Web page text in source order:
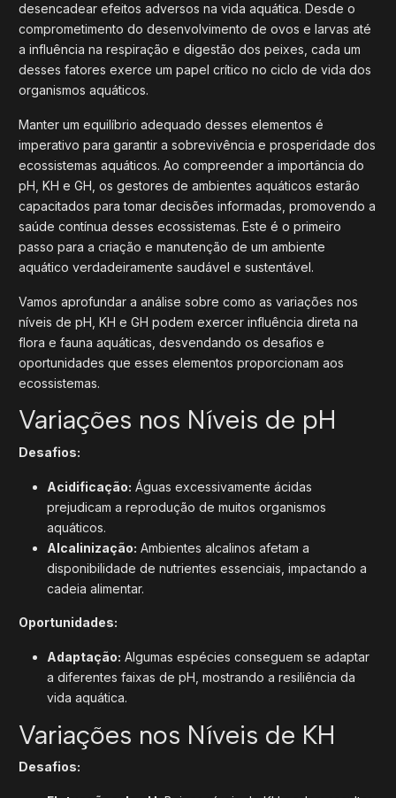
desencadear efeitos adversos na vida aquática. Desde o
comprometimento do desenvolvimento de ovos e larvas até
a influência na respiração e digestão dos peixes, cada um
desses fatores exerce um papel crítico no ciclo de vida dos
organismos aquáticos.
Manter um equilíbrio adequado desses elementos é
imperativo para garantir a sobrevivência e prosperidade dos
ecossistemas aquáticos. Ao compreender a importância do
pH, KH e GH, os gestores de ambientes aquáticos estarão
capacitados para tomar decisões informadas, promovendo a
saúde contínua desses ecossistemas. Este é o primeiro
passo para a criação e manutenção de um ambiente
aquático verdadeiramente saudável e sustentável.
Vamos aprofundar a análise sobre como as variações nos
níveis de pH, KH e GH podem exercer influência direta na
flora e fauna aquáticas, desvendando os desafios e
oportunidades que esses elementos proporcionam aos
ecossistemas.
Variações nos Níveis de pH
Desafios:
Acidificação: Águas excessivamente ácidas
prejudicam a reprodução de muitos organismos
aquáticos.
Alcalinização: Ambientes alcalinos afetam a
disponibilidade de nutrientes essenciais, impactando a
cadeia alimentar.
Oportunidades:
Adaptação: Algumas espécies conseguem se adaptar
a diferentes faixas de pH, mostrando a resiliência da
vida aquática.
Variações nos Níveis de KH
Desafios: